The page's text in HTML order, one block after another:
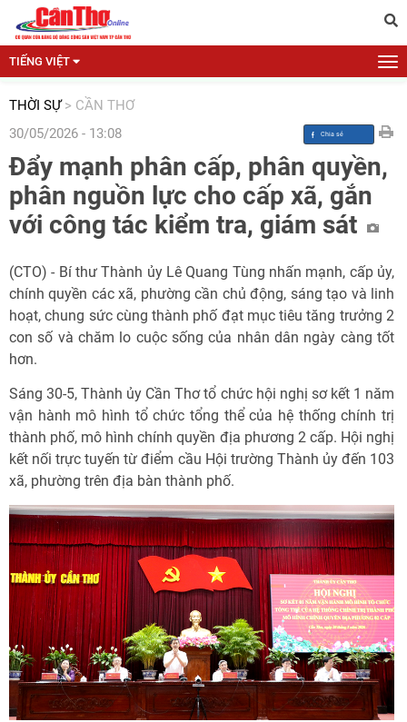
TIẾNG VIỆT
THỜI SỰ > CẦN THƠ
30/05/2026 - 13:08
Đẩy mạnh phân cấp, phân quyền,
phân nguồn lực cho cấp xã, gắn
với công tác kiểm tra, giám sát
(CTO) - Bí thư Thành ủy Lê Quang Tùng nhấn mạnh, cấp ủy,
chính quyền các xã, phường cần chủ động, sáng tạo và linh
hoạt, chung sức cùng thành phố đạt mục tiêu tăng trưởng 2
con số và chăm lo cuộc sống của nhân dân ngày càng tốt
hơn.
Sáng 30-5, Thành ủy Cần Thơ tổ chức hội nghị sơ kết 1 năm
vận hành mô hình tổ chức tổng thể của hệ thống chính trị
thành phố, mô hình chính quyền địa phương 2 cấp. Hội nghị
kết nối trực tuyến từ điểm cầu Hội trường Thành ủy đến 103
xã, phường trên địa bàn thành phố.